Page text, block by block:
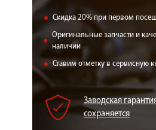
УСЛУГИ
ЦЕНЫ
ОТЗЫВЫ
Скидка 20% при первом
Оригинальные запчасти и
наличии
Ставим отметку в сервисную
Заводская
сохраняется